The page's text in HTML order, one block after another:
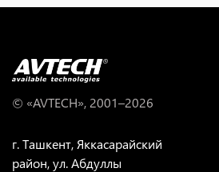
© «AVTECH», 2001–2026
г. Ташкент, Яккасарайский
район, ул. Абдуллы